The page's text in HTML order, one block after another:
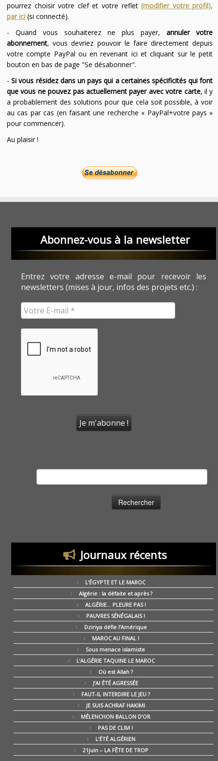
pourrez choisir votre clef et votre reflet(modifier votre profil),
par ici(si connecté).
- Quand vous souhaiterez ne plus payer,annuler votre
abonnement, vous devriez pouvoir le faire directement depuis
votre compte PayPal ou en revenant ici et cliquant sur le petit
bouton en bas de page "Se désabonner".
-Si vous résidez dans un pays qui a certaines spécificités qui font
que vous ne pouvez pas actuellement payer avec votre carte, il y
a probablement des solutions pour que cela soit possible, à voir
au cas par cas (en faisant une recherche « PayPal+votre pays »
pour commencer).
Au plaisir !
Abonnez-vous à la newsletter
Entrez votre adresse e-mail pour recevoir les
newsletters (mises à jour, infos des projets etc.) :
Journaux récents
L’ÉGYPTE ET LE MAROC
Algérie : la défaite et après ?
ALGÉRIE… PLEURE PAS !
PAUVRES SÉNÉGALAIS !
Dziriya défie l’Amérique
MAROC AU FINAL !
Sous menace islamiste
L’ALGÉRIE TAQUINE LE MAROC
Où est Allah ?
J’AI ÉTÉ AGRESSÉE
FAUT-IL INTERDIRE LE JEU ?
JE SUIS ACHRAF HAKIMI
MÉLENCHON BALLON D’OR
PAS DE CLIM !
L’ÉTÉ ALGÉRIEN
21juin – LA FÊTE DE TROP